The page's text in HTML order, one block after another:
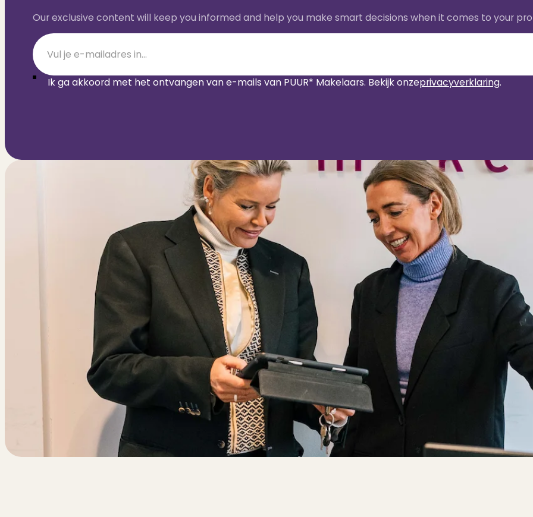
Our exclusive content will keep you informed and help you make smart decisions when it comes to your
Section
Ik ga akkoord met het ontvangen van e-mails van PUUR* Makelaars. Bekijk onzeprivacyverklaring.